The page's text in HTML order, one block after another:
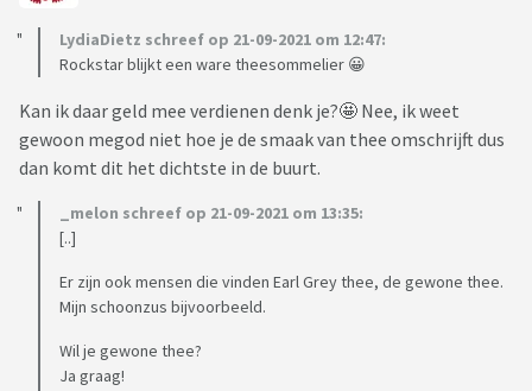
LydiaDietz schreef op 21-09-2021 om 12:47:
Rockstar blijkt een ware theesommelier 😀
Kan ik daar geld mee verdienen denk je?🤩 Nee, ik weet
gewoon megod niet hoe je de smaak van thee omschrijft dus
dan komt dit het dichtste in de buurt.
_melon schreef op 21-09-2021 om 13:35:
[..]
Er zijn ook mensen die vinden Earl Grey thee, de gewone thee.
Mijn schoonzus bijvoorbeeld.
Wil je gewone thee?
Ja graag!